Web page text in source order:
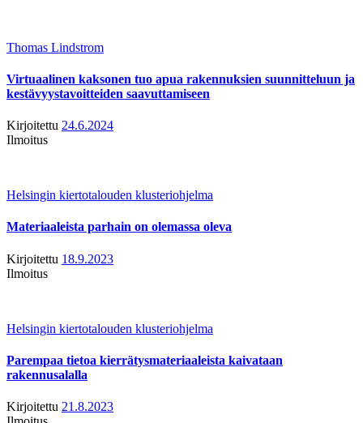
Thomas Lindstrom
Virtuaalinen kaksonen tuo apua rakennuksien suunnitteluun ja
kestävyystavoitteiden saavuttamiseen
Kirjoitettu 24.6.2024
Ilmoitus
Helsingin kiertotalouden klusteriohjelma
Materiaaleista parhain on olemassa oleva
Kirjoitettu 18.9.2023
Ilmoitus
Helsingin kiertotalouden klusteriohjelma
Parempaa tietoa kierrätysmateriaaleista kaivataan
rakennusalalla
Kirjoitettu 21.8.2023